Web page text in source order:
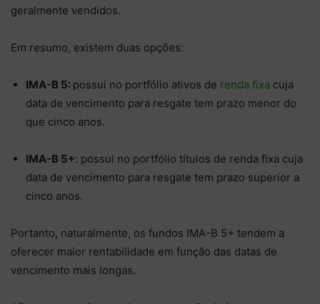
geralmente vendidos.
Em resumo, existem duas opções:
IMA-B 5: possui no portfólio ativos de renda fixa cuja
data de vencimento para resgate tem prazo menor do
que cinco anos.
IMA-B 5+: possui no portfólio títulos de renda fixa cuja
data de vencimento para resgate tem prazo superior a
cinco anos.
Portanto, naturalmente, os fundos IMA-B 5+ tendem a
oferecer maior rentabilidade em função das datas de
vencimento mais longas.